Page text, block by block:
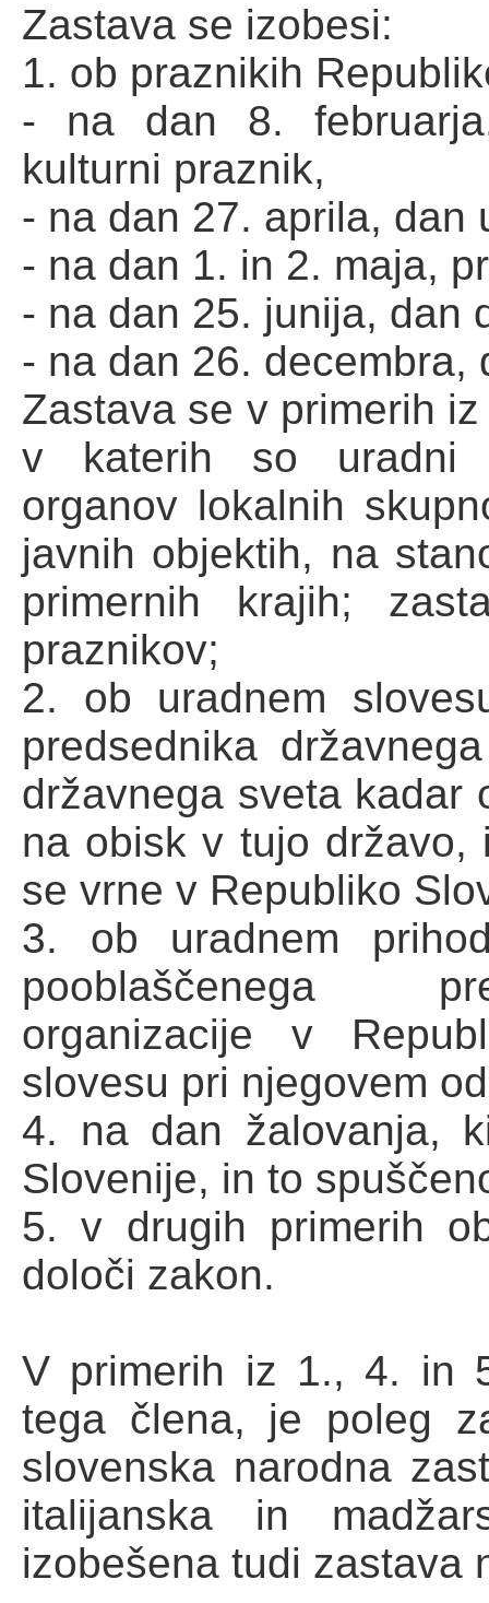
Zastava se izobesi:
1. ob praznikih
- na dan 8.
kulturni praznik,
- na dan 27. aprila, dan
- na dan 1. in 2. maja,
- na dan 25. junija, dan
- na dan 26. decembra,
Zastava se v primerih
v katerih so uradni
organov lokalnih
javnih objektih, na
primernih krajih;
praznikov;
2. ob uradnem
predsednika
državnega sveta kadar
na obisk v tujo državo,
se vrne v Republiko
3. ob uradnem
pooblaščenega
organizacije v
slovesu pri njegovem
4. na dan žalovanja,
Slovenije, in to
5. v drugih primerih
določi zakon.
V primerih iz 1., 4. in
tega člena, je poleg
slovenska narodna
italijanska in
izobešena tudi zastava